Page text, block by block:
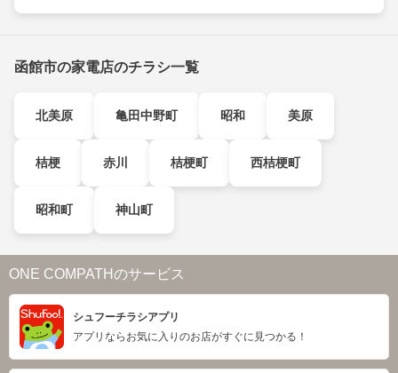
函館市の家電店のチラシ一覧
北美原 亀田中野町 昭和 美原
桔梗 赤川 桔梗町 西桔梗町
昭和町 神山町
ONE COMPATHのサービス
シュフーチラシアプリ
アプリならお気に入りのお店がすぐに見つかる！